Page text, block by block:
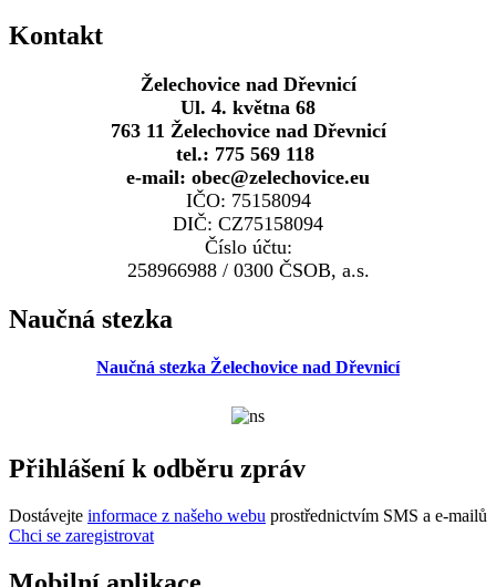
Kontakt
Želechovice nad Dřevnicí
Ul. 4. května 68
763 11 Želechovice nad Dřevnicí
tel.: 775 569 118
e-mail: obec@zelechovice.eu
IČO: 75158094
DIČ: CZ75158094
Číslo účtu:
258966988 / 0300 ČSOB, a.s.
Naučná stezka
Naučná stezka Želechovice nad Dřevnicí
Přihlášení k odběru zpráv
Dostávejte informace z našeho webu prostřednictvím SMS a e-mailů
Chci se zaregistrovat